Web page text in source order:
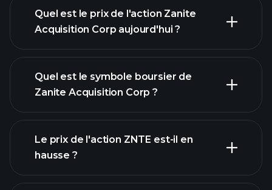
Quel est le prix de l'action Zanite
Acquisition Corp aujourd'hui ?
graphique avancé
Quel est le symbole boursier de
Zanite Acquisition Corp ?
Le prix de l'action ZNTE est-il en
hausse ?